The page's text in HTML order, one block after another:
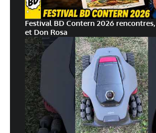
Festival BD Contern 2026
et Don Rosa